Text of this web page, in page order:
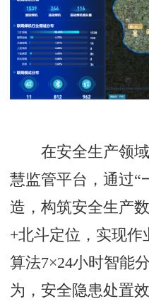
在安全生产领域
慧监管平台，通过“
造，构筑安全生产
+北斗定位，实现
算法7×24小时智能
为，安全隐患处置